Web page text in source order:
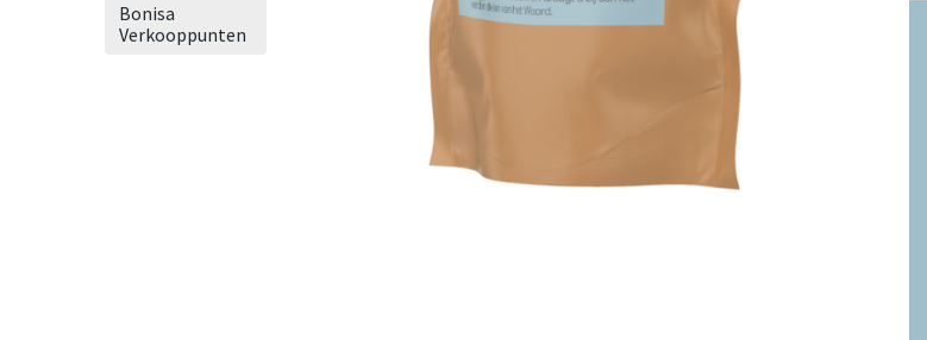
Bonisa
Verkooppunten